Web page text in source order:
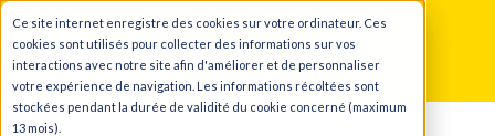
Ce site internet enregistre des cookies sur votre ordinateur. Ces
cookies sont utilisés pour collecter des informations sur vos
interactions avec notre site afin d'améliorer et de personnaliser
votre expérience de navigation. Les informations récoltées sont
stockées pendant la durée de validité du cookie concerné (maximum
13 mois).
Aller au contenu principal
Aller à la navigation principale
Aller au pied de page